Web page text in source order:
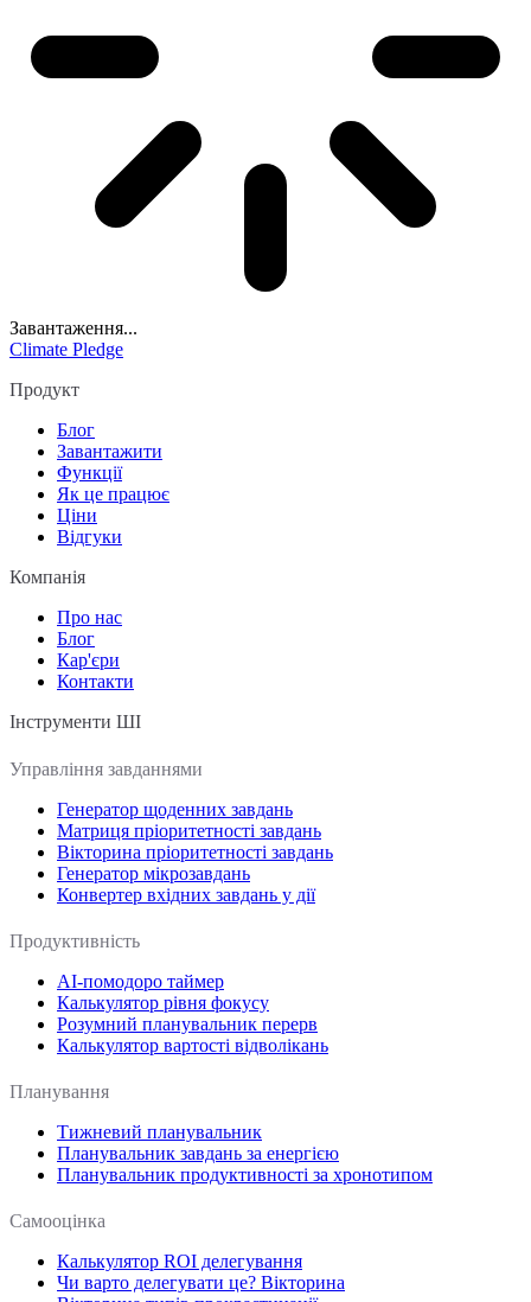
Завантаження...
Climate Pledge
Продукт
Блог
Завантажити
Функції
Як це працює
Ціни
Відгуки
Компанія
Про нас
Блог
Кар'єри
Контакти
Інструменти ШІ
Управління завданнями
Генератор щоденних завдань
Матриця пріоритетності завдань
Вікторина пріоритетності завдань
Генератор мікрозавдань
Конвертер вхідних завдань у дії
Продуктивність
AI-помодоро таймер
Калькулятор рівня фокусу
Розумний планувальник перерв
Калькулятор вартості відволікань
Планування
Тижневий планувальник
Планувальник завдань за енергією
Планувальник продуктивності за хронотипом
Самооцінка
Калькулятор ROI делегування
Чи варто делегувати це? Вікторина